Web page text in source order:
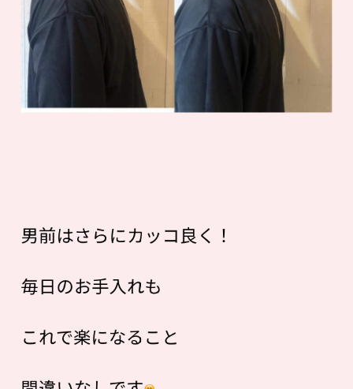
男前はさらにカッコ良く！
毎日のお手入れも
これで楽になること